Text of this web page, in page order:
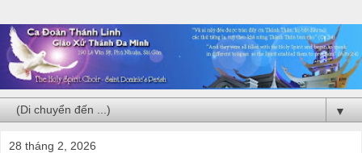
▼
28 tháng 2, 2026